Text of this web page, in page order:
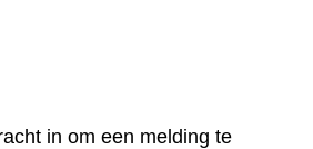
in om een melding te